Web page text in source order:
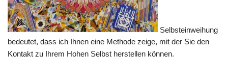
Selbsteinweihung
bedeutet, dass ich Ihnen eine Methode zeige, mit der Sie den
Kontakt zu Ihrem Hohen Selbst herstellen können.